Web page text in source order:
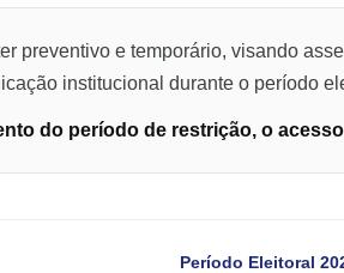
preventivo e temporário, visando
institucional durante o período
do período de restrição, o
Período Eleitoral